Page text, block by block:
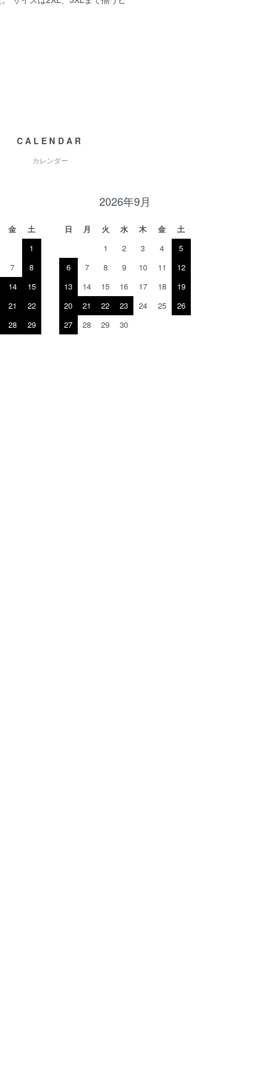
CALENDAR
カレンダー
金
土
1
7
8
14
15
21
22
28
29
2026年9月
日 月 火 水 木 金
土
1
2 3 4
5
6
7 8 9 10 11
12
13
14 15 16 17 18
19
20
21 22 23 24 25
26
27
28 29 30